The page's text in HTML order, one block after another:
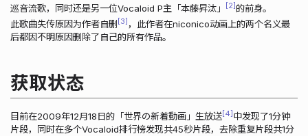
巡音流歌，同时还是另一位Vocaloid P主「本藤昇汰」
2 的前身。
此歌曲失传原因为作者自删 3 ，此作者在niconico动画上的两个名义最
后都因不明原因删除了自己的所有作品。
获取状态
目前在2009年12月18日的「世界の新着動画」生放送 4 中发现了1分钟
片段，同时在多个Vocaloid排行榜发现共45秒片段，去除重复片段共1分